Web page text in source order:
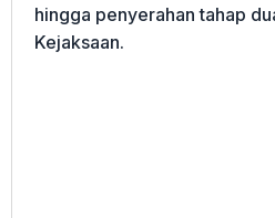
hingga penyerahan tahap
Kejaksaan.